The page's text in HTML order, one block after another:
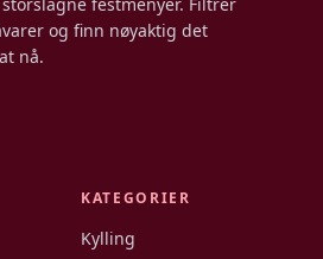
og finn nøyaktig det
nå.
KATEGORIER
Kylling